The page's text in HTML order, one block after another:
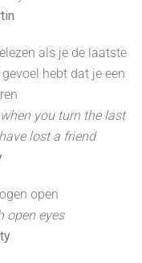
als je de laatste
hebt dat je een
you turn the last
lost a friend
open
open eyes